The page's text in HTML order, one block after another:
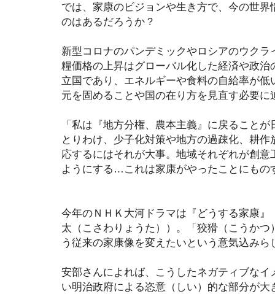
では、家康のビジョンや生き方で、今の世
のはあるだろうか？
新型コロナのパンデミックやロシアのウク
糧価格の上昇はグローバル化した経済や政
立国であり、エネルギーや食料の自給率が
元を固めることや国の在り方を見直す必要に
「私は『地方分権、農本主義』に戻ること
とりわけ、少子化対策や地方の過疎化、耕
応するにはそれが大事。地域それぞれが創
ようにする…これは家康がやったことにもの
今年のＮＨＫ大河ドラマは『どうする家康
太（こさわりょうた））。「狡猾（こうか
う従来の家康像を変えたいという意気込みら
安部さんによれば、こうしたネガティブな
い明治政府による恣意（しい）的な部分が